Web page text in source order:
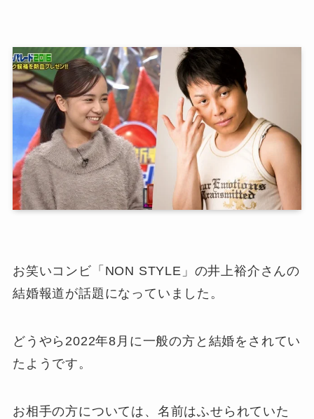
お笑いコンビ「NON STYLE」の井上裕介さんの
結婚報道が話題になっていました。
どうやら2022年8月に一般の方と結婚をされてい
たようです。
お相手の方については、名前はふせられていた